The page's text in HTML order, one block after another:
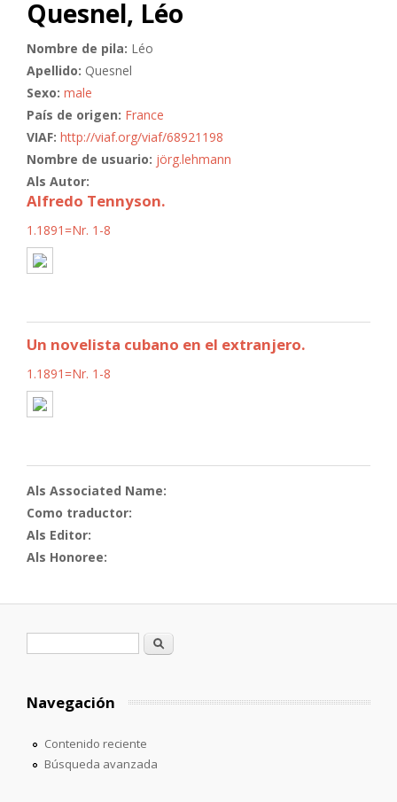
Quesnel, Léo
Nombre de pila: Léo
Apellido: Quesnel
Sexo: male
País de origen: France
VIAF: http://viaf.org/viaf/68921198
Nombre de usuario: jörg.lehmann
Als Autor:
Alfredo Tennyson.
1.1891=Nr. 1-8
Un novelista cubano en el extranjero.
1.1891=Nr. 1-8
Als Associated Name:
Como traductor:
Als Editor:
Als Honoree:
Formulario de búsqueda
Buscar
Navegación
Contenido reciente
Búsqueda avanzada